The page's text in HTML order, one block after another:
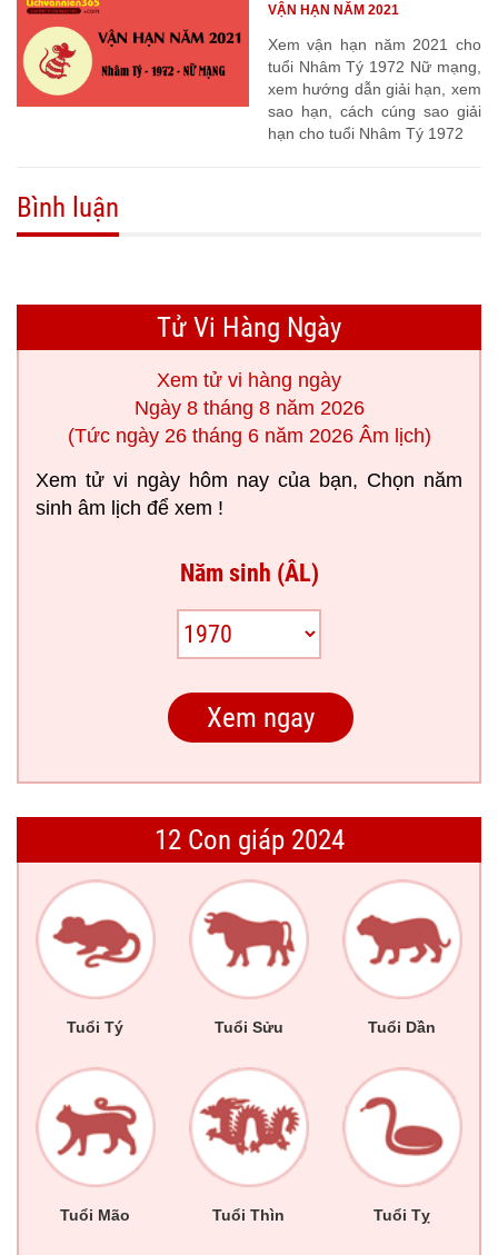
Xem vận hạn năm 2021 cho
tuổi Nhâm Tý 1972 Nữ mạng,
xem hướng dẫn giải hạn, xem
sao hạn, cách cúng sao giải
hạn cho tuổi Nhâm Tý 1972
VẬN HẠN NĂM 2021
Bình luận
Tử Vi Hàng Ngày
Xem tử vi hàng ngày
Ngày 8 tháng 8 năm 2026
(Tức ngày 26 tháng 6 năm 2026 Âm lịch)
Xem tử vi ngày hôm nay của bạn, Chọn năm
sinh âm lịch để xem !
Năm sinh (ÂL)
12 Con giáp 2024
Tuổi Tý Tuổi Sửu Tuổi Dần
Tuổi Mão Tuổi Thìn Tuổi Tỵ